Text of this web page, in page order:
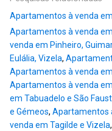
Apartamentos à venda
Apartamentos à venda
venda em Pinheiro,
Eulália, Vizela,
Apartamentos à venda
Apartamentos à venda
em Tabuadelo e São
e Gémeos, Apartamentos
venda em Tagilde e Vizela,